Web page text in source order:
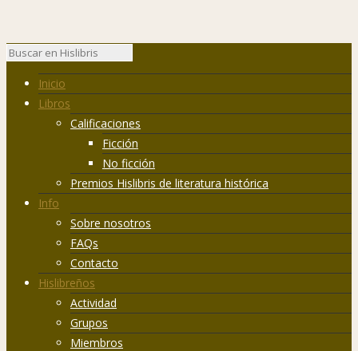
Inicio
Libros
Calificaciones
Ficción
No ficción
Premios Hislibris de literatura histórica
Info
Sobre nosotros
FAQs
Contacto
Hislibreños
Actividad
Grupos
Miembros